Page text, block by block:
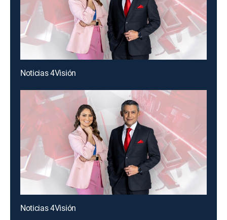
Noticias 4Visión
Noticias 4Visión